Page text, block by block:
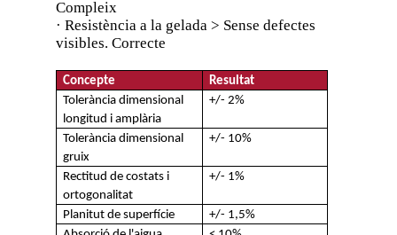
Compleix
· Resistència a la gelada > Sense defectes
visibles. Correcte
Concepte
Resultat
Tolerància dimensional
longitud i amplària
+/- 2%
Tolerància dimensional
gruix
+/- 10%
Rectitud de costats i
ortogonalitat
+/- 1%
Planitut de superfície
+/- 1,5%